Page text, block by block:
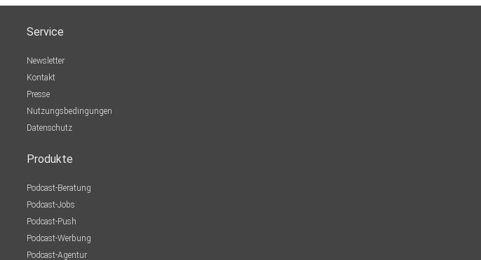
Service
Newsletter
Kontakt
Presse
Nutzungsbedingungen
Datenschutz
Produkte
Podcast-Beratung
Podcast-Jobs
Podcast-Push
Podcast-Werbung
Podcast-Agentur